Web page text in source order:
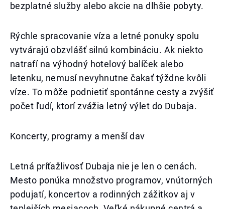
bezplatné služby alebo akcie na dlhšie pobyty.
Rýchle spracovanie víza a letné ponuky spolu
vytvárajú obzvlášť silnú kombináciu. Ak niekto
natrafí na výhodný hotelový balíček alebo
letenku, nemusí nevyhnutne čakať týždne kvôli
víze. To môže podnietiť spontánne cesty a zvýšiť
počet ľudí, ktorí zvážia letný výlet do Dubaja.
Koncerty, programy a menší dav
Letná príťažlivosť Dubaja nie je len o cenách.
Mesto ponúka množstvo programov, vnútorných
podujatí, koncertov a rodinných zážitkov aj v